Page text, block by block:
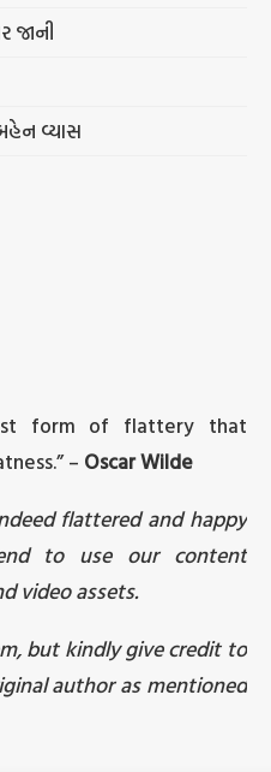
જાની
વ્યાસ
form of flattery that
– Oscar Wilde
flattered and happy
to use our content
video assets.
but kindly give credit to
author as mentioned